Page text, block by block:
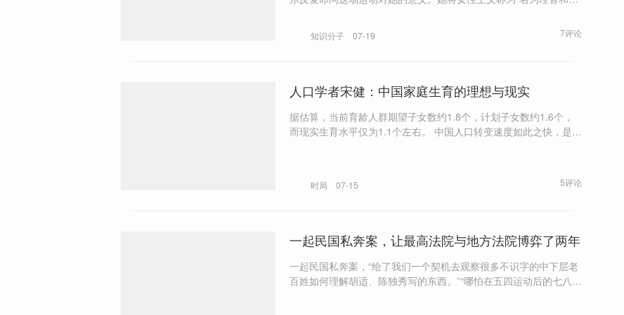
也注意到当代文化对女性主义的简化，那种将痛苦浪漫化的叙事，
她称之为“勇士兼殉道者心态”，一种“对女性有着截然不同诱惑力的
知识分子 07-19 7评论
人口学者宋健：中国家庭生育的理想与现实
据估算，当前育龄人群期望子女数约1.8个，计划子女数约1.6个，
而现实生育水平仅为1.1个左右。 中国人口转变速度如此之快，是强
时局 07-15 5评论
一起民国私奔案，让最高法院与地方法院博弈了两年
一起民国私奔案，“给了我们一个契机去观察很多不识字的中下层老
百姓如何理解胡适、陈独秀写的东西。”“哪怕在五四运动后的七八